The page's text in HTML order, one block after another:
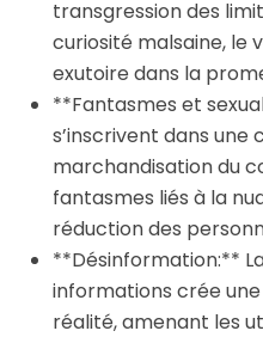
transgression des
curiosité malsaine, le
exutoire dans la
**Fantasmes et
s’inscrivent dans une
marchandisation du
fantasmes liés à la
réduction des
**Désinformation:**
informations crée
réalité, amenant les